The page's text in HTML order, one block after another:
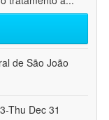
de São João
Thu Dec 31